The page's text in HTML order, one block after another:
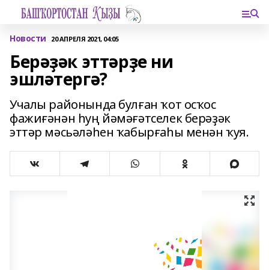
Новости 20 АПРЕЛЯ 2021, 04:05
Берәҙәк эттәрҙе ни
эшләтергә?
Учалы районында булған ҡот осҡос
фажиғәнән һуң йәмәғәтселек берәҙәк
эттәр мәсьәләһен ҡабырғаһы менән ҡуя.